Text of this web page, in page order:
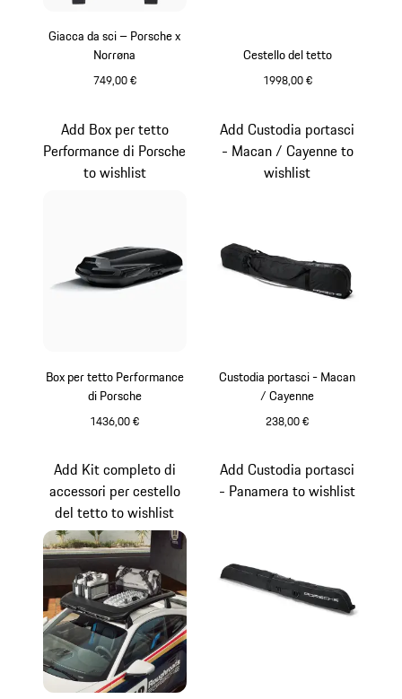
Giacca da sci – Porsche x
Norrøna
749,00 €
Cestello del tetto
1998,00 €
Box per tetto Performance
di Porsche
1436,00 €
Add Box per tetto
Performance di Porsche
to wishlist
Custodia portasci - Macan
/ Cayenne
238,00 €
Add Custodia portasci
- Macan / Cayenne to
wishlist
Add Kit completo di
accessori per cestello
del tetto to wishlist
Add Custodia portasci
- Panamera to wishlist